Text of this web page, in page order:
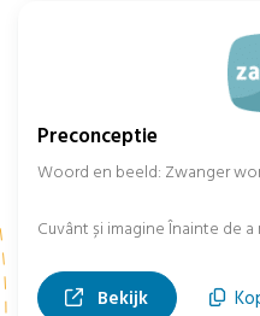
Preconceptie
Woord en beeld: Zwanger
Cuvânt și imagine Înainte de
Bekijk, opent in